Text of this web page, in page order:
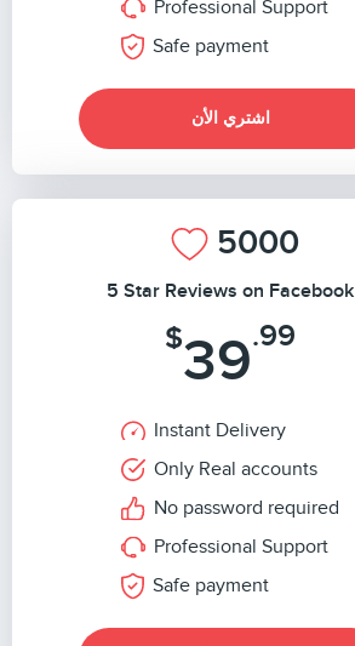
Professional Support
Safe payment
اشتري الأن
5000
5 Star Reviews on Facebook
$39.99
Instant Delivery
Only Real accounts
No password required
Professional Support
Safe payment